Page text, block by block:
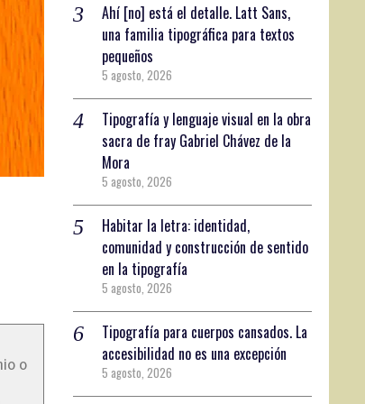
o
Ahí [no] está el detalle. Latt Sans,
una familia tipográfica para textos
pequeños
5 agosto, 2026
Tipografía y lenguaje visual en la obra
sacra de fray Gabriel Chávez de la
Mora
5 agosto, 2026
Habitar la letra: identidad,
comunidad y construcción de sentido
en la tipografía
5 agosto, 2026
Tipografía para cuerpos cansados. La
accesibilidad no es una excepción
5 agosto, 2026